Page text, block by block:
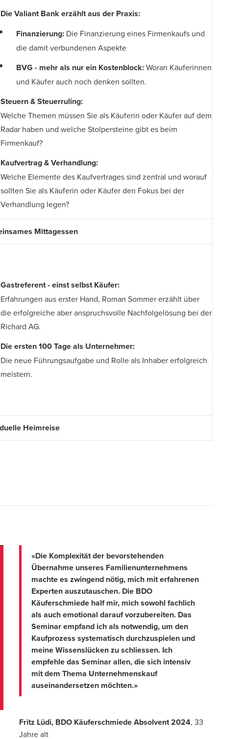
Die Valiant Bank erzählt aus der Praxis:
Finanzierung: Die Finanzierung eines Firmenkaufs und
die damit verbundenen Aspekte
BVG - mehr als nur ein Kostenblock:Woran Käuferinnen
und Käufer auch noch denken sollten.
Steuern & Steuerruling:
Welche Themen müssen Sie als Käuferin oder Käufer auf dem
Radar haben und welche Stolpersteine gibt es beim
Firmenkauf?
Kaufvertrag & Verhandlung:
Welche Elemente des Kaufvertrages sind zentral und worauf
sollten Sie als Käuferin oder Käufer den Fokus bei der
Verhandlung legen?
Mittagessen
Gastreferent - einst selbst Käufer:
Erfahrungen aus erster Hand, Roman Sommer erzählt über
die erfolgreiche aber anspruchsvolle Nachfolgelösung bei der
Richard AG.
Die ersten 100 Tage als Unternehmer:
Die neue Führungsaufgabe und Rolle als Inhaber erfolgreich
meistern.
Heimreise
new window/tab
«Die Komplexität der bevorstehenden
Übernahme unseres Familienunternehmens
machte es zwingend nötig, mich mit erfahrenen
Experten auszutauschen. Die BDO
Käuferschmiede half mir, mich sowohl fachlich
als auch emotional darauf vorzubereiten. Das
Seminar empfand ich als notwendig, um den
Kaufprozess systematisch durchzuspielen und
meine Wissenslücken zu schliessen. Ich
empfehle das Seminar allen, die sich intensiv
mit dem Thema Unternehmenskauf
auseinandersetzen möchten.»
Fritz Lüdi, BDO Käuferschmiede Absolvent 2024, 33
Jahre alt